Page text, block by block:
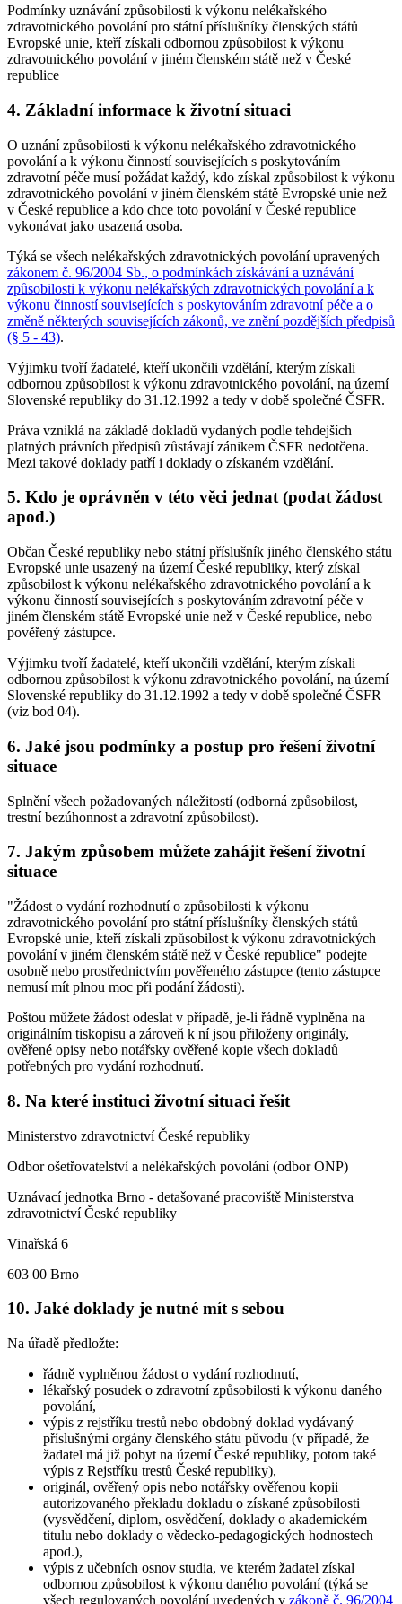
Podmínky uznávání způsobilosti k výkonu nelékařského
zdravotnického povolání pro státní příslušníky členských států
Evropské unie, kteří získali odbornou způsobilost k výkonu
zdravotnického povolání v jiném členském státě než v České
republice
4. Základní informace k životní situaci
O uznání způsobilosti k výkonu nelékařského zdravotnického
povolání a k výkonu činností souvisejících s poskytováním
zdravotní péče musí požádat každý, kdo získal způsobilost k výkonu
zdravotnického povolání v jiném členském státě Evropské unie než
v České republice a kdo chce toto povolání v České republice
vykonávat jako usazená osoba.
Týká se všech nelékařských zdravotnických povolání upravených
zákonem č. 96/2004 Sb., o podmínkách získávání a uznávání
způsobilosti k výkonu nelékařských zdravotnických povolání a k
výkonu činností souvisejících s poskytováním zdravotní péče a o
změně některých souvisejících zákonů, ve znění pozdějších předpisů
(§ 5 - 43).
Výjimku tvoří žadatelé, kteří ukončili vzdělání, kterým získali
odbornou způsobilost k výkonu zdravotnického povolání, na území
Slovenské republiky do 31.12.1992 a tedy v době společné ČSFR.
Práva vzniklá na základě dokladů vydaných podle tehdejších
platných právních předpisů zůstávají zánikem ČSFR nedotčena.
Mezi takové doklady patří i doklady o získaném vzdělání.
5. Kdo je oprávněn v této věci jednat (podat žádost
apod.)
Občan České republiky nebo státní příslušník jiného členského státu
Evropské unie usazený na území České republiky, který získal
způsobilost k výkonu nelékařského zdravotnického povolání a k
výkonu činností souvisejících s poskytováním zdravotní péče v
jiném členském státě Evropské unie než v České republice, nebo
pověřený zástupce.
Výjimku tvoří žadatelé, kteří ukončili vzdělání, kterým získali
odbornou způsobilost k výkonu zdravotnického povolání, na území
Slovenské republiky do 31.12.1992 a tedy v době společné ČSFR
(viz bod 04).
6. Jaké jsou podmínky a postup pro řešení životní
situace
Splnění všech požadovaných náležitostí (odborná způsobilost,
trestní bezúhonnost a zdravotní způsobilost).
7. Jakým způsobem můžete zahájit řešení životní
situace
"Žádost o vydání rozhodnutí o způsobilosti k výkonu
zdravotnického povolání pro státní příslušníky členských států
Evropské unie, kteří získali způsobilost k výkonu zdravotnických
povolání v jiném členském státě než v České republice" podejte
osobně nebo prostřednictvím pověřeného zástupce (tento zástupce
nemusí mít plnou moc při podání žádosti).
Poštou můžete žádost odeslat v případě, je-li řádně vyplněna na
originálním tiskopisu a zároveň k ní jsou přiloženy originály,
ověřené opisy nebo notářsky ověřené kopie všech dokladů
potřebných pro vydání rozhodnutí.
8. Na které instituci životní situaci řešit
Ministerstvo zdravotnictví České republiky
Odbor ošetřovatelství a nelékařských povolání (odbor ONP)
Uznávací jednotka Brno - detašované pracoviště Ministerstva
zdravotnictví České republiky
Vinařská 6
603 00 Brno
10. Jaké doklady je nutné mít s sebou
Na úřadě předložte:
řádně vyplněnou žádost o vydání rozhodnutí,
lékařský posudek o zdravotní způsobilosti k výkonu daného
povolání,
výpis z rejstříku trestů nebo obdobný doklad vydávaný
příslušnými orgány členského státu původu (v případě, že
žadatel má již pobyt na území České republiky, potom také
výpis z Rejstříku trestů České republiky),
originál, ověřený opis nebo notářsky ověřenou kopii
autorizovaného překladu dokladu o získané způsobilosti
(vysvědčení, diplom, osvědčení, doklady o akademickém
titulu nebo doklady o vědecko-pedagogických hodnostech
apod.),
výpis z učebních osnov studia, ve kterém žadatel získal
odbornou způsobilost k výkonu daného povolání (týká se
všech regulovaných povolání uvedených v zákoně č. 96/2004